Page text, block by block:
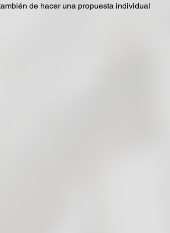
de hacer una propuesta individual